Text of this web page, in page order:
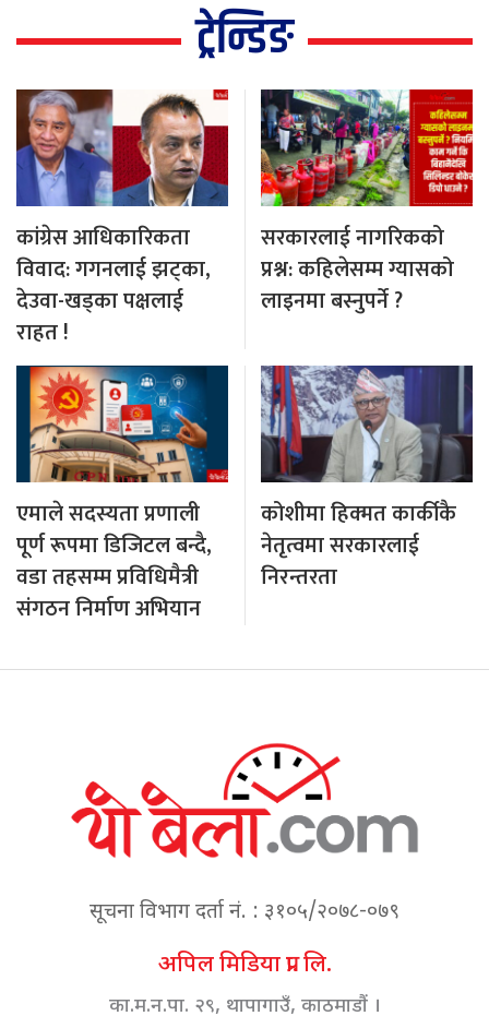
ट्रेन्डिङ
कांग्रेस आधिकारिकता
विवाद: गगनलाई झट्का,
देउवा-खड्का पक्षलाई
राहत !
सरकारलाई नागरिकको
प्रश्न: कहिलेसम्म ग्यासको
लाइनमा बस्नुपर्ने ?
एमाले सदस्यता प्रणाली
पूर्ण रूपमा डिजिटल बन्दै,
वडा तहसम्म प्रविधिमैत्री
संगठन निर्माण अभियान
कोशीमा हिक्मत कार्कीकै
नेतृत्वमा सरकारलाई
निरन्तरता
सूचना विभाग दर्ता नं. : ३१०५/२०७८-०७९
अपिल मिडिया प्रा. लि.
का.म.न.पा. २९, थापागाउँ, काठमाडौं ।